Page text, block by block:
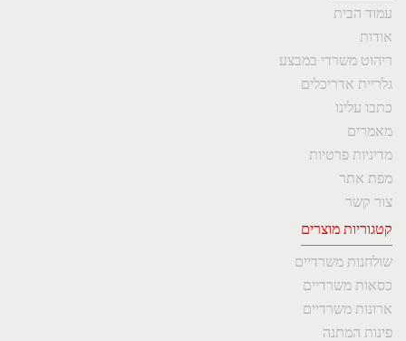
עמוד הבית
אודות
ריהוט משרדי במבצע
גלריית אדריכלים
כתבו עלינו
מאמרים
מדיניות פרטיות
מפת אתר
צור קשר
קטגוריות מוצרים
שולחנות משרדיים
כסאות משרדיים
ארונות משרדיים
פינות המתנה